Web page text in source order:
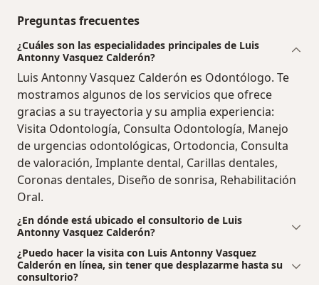
Preguntas frecuentes
¿Cuáles son las especialidades principales de Luis
Antonny Vasquez Calderón?
Luis Antonny Vasquez Calderón es Odontólogo. Te
mostramos algunos de los servicios que ofrece
gracias a su trayectoria y su amplia experiencia:
Visita Odontología, Consulta Odontología, Manejo
de urgencias odontológicas, Ortodoncia, Consulta
de valoración, Implante dental, Carillas dentales,
Coronas dentales, Diseño de sonrisa, Rehabilitación
Oral.
¿En dónde está ubicado el consultorio de Luis
Antonny Vasquez Calderón?
¿Puedo hacer la visita con Luis Antonny Vasquez
Calderón en línea, sin tener que desplazarme hasta su
consultorio?